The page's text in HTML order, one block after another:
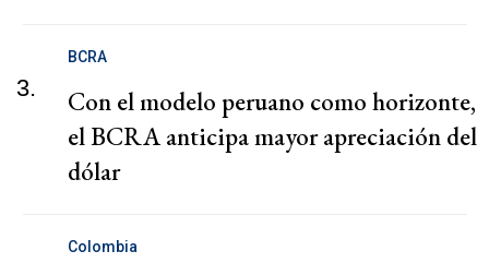
3.
BCRA
Con el modelo peruano como horizonte,
el BCRA anticipa mayor apreciación del
dólar
Colombia